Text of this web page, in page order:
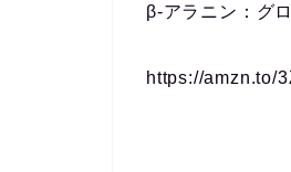
β-アラニン：グ
https://amzn.to/